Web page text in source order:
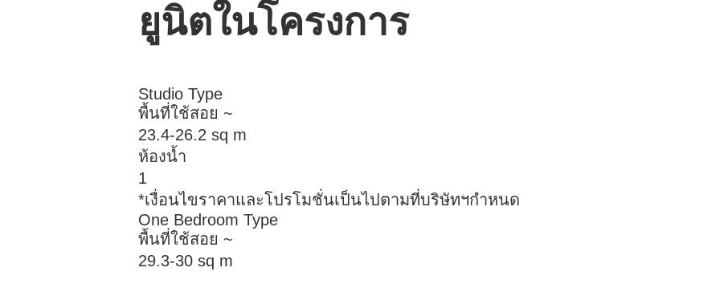
ยูนิตในโครงการ
Studio Type
พื้นที่ใช้สอย ~
23.4-26.2 sq m
ห้องน้ำ
1
*เงื่อนไขราคาและโปรโมชั่นเป็นไปตามที่บริษัทฯกำหนด
One Bedroom Type
พื้นที่ใช้สอย ~
29.3-30 sq m